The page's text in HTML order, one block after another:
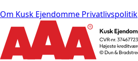
Om Kusk Ejendomme Privatlivspolitik